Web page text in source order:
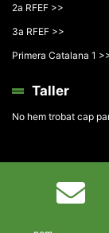
2a RFEF >>
3a RFEF >>
Primera Catalana 1
Taller
No hem trobat cap